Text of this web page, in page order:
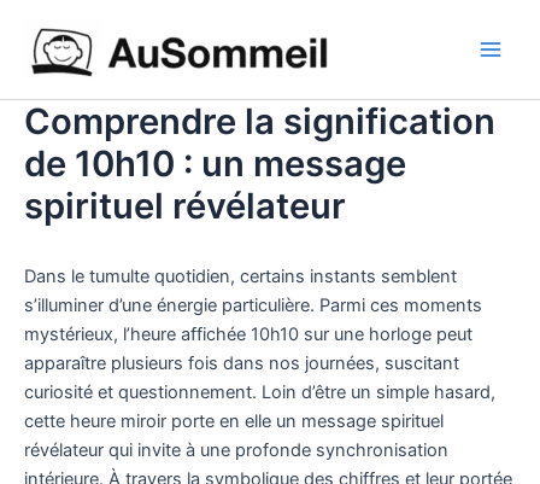
contenu
Comprendre la signification
de 10h10 : un message
spirituel révélateur
Dans le tumulte quotidien, certains instants semblent
s’illuminer d’une énergie particulière. Parmi ces moments
mystérieux, l’heure affichée 10h10 sur une horloge peut
apparaître plusieurs fois dans nos journées, suscitant
curiosité et questionnement. Loin d’être un simple hasard,
cette heure miroir porte en elle un message spirituel
révélateur qui invite à une profonde synchronisation
intérieure. À travers la symbolique des chiffres et leur portée